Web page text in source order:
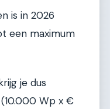
is in 2026
een maximum
je dus
(10.000 Wp x €